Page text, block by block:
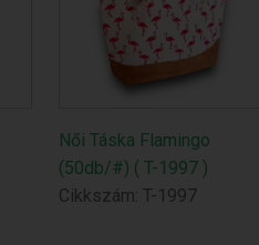
Női Táska Flamingo
(50db/#) ( T-1997 )
Cikkszám: T-1997